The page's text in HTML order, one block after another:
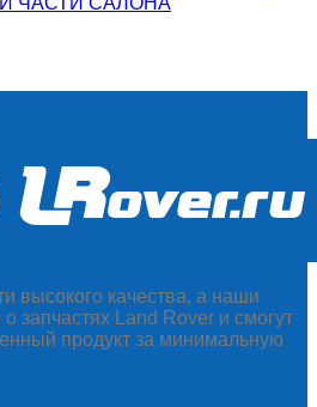
высокого качества, а наши
запчастях Land Rover и смогут
продукт за минимальную